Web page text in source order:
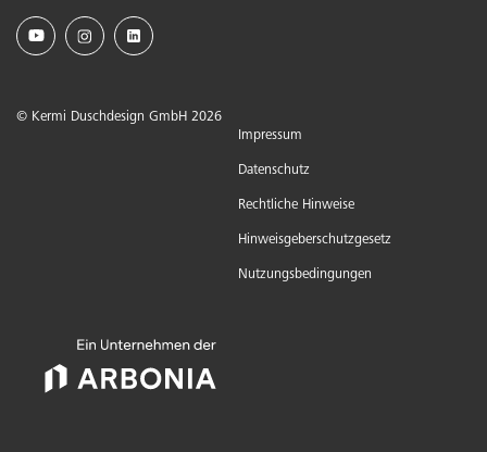
© Kermi Duschdesign GmbH 2026
Impressum
Datenschutz
Rechtliche Hinweise
Hinweisgeberschutzgesetz
Nutzungsbedingungen